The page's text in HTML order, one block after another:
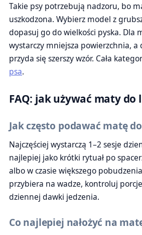
Takie psy potrzebują nadzoru, bo
uszkodzona. Wybierz model z
dopasuj go do wielkości pyska. Dla
wystarczy mniejsza powierzchnia, a
przyda się szerszy wzór. Cała
psa.
FAQ: jak używać maty do
Jak często podawać matę
Najczęściej wystarczą 1–2 sesje
najlepiej jako krótki rytuał po
albo w czasie większego
przybiera na wadze, kontroluj
dziennej dawki jedzenia.
Co najlepiej nałożyć na